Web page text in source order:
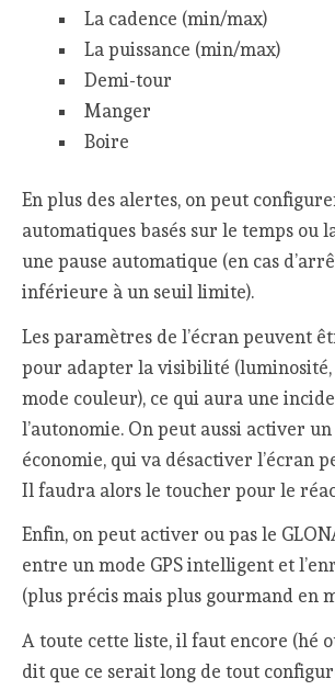
La cadence (min/max)
La puissance (min/max)
Demi-tour
Manger
Boire
En plus des alertes, on peut
automatiques basés sur le temps ou
une pause automatique (en cas
inférieure à un seuil limite).
Les paramètres de l’écran peuvent
pour adapter la visibilité
mode couleur), ce qui aura une
l’autonomie. On peut aussi activer
économie, qui va désactiver l’écran
Il faudra alors le toucher pour le
Enfin, on peut activer ou pas le
entre un mode GPS intelligent et
(plus précis mais plus gourmand en
A toute cette liste, il faut encore (hé
dit que ce serait long de tout